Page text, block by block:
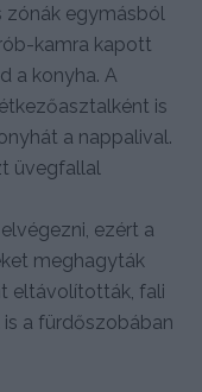
zónák egymásból
kamra kapott
a konyha. A
is
a nappalival.
üvegfallal
ezért a
meghagyták
eltávolították, fali
a fürdőszobában